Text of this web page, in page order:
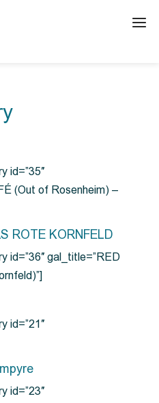
id=”35″
(Out of Rosenheim) –
ROTE KORNFELD
id=”36″ gal_title=”RED
id=”21″
id=”23″